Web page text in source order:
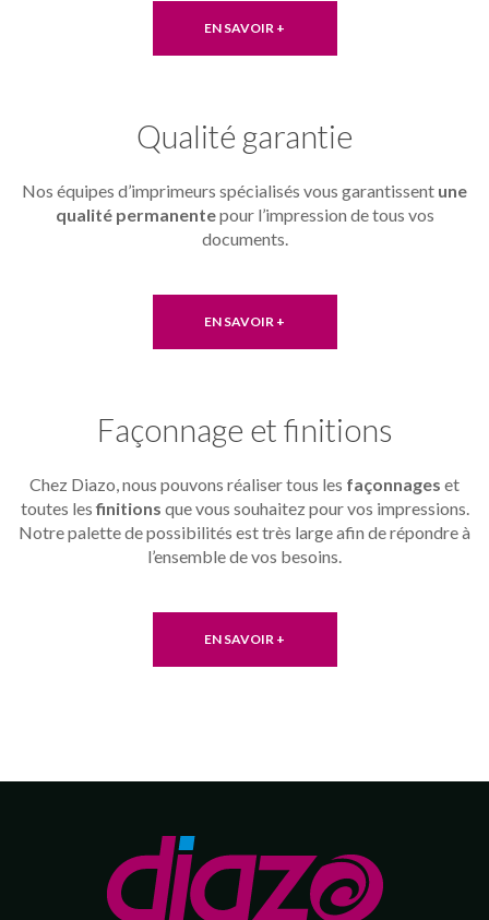
EN SAVOIR +
Qualité garantie
Nos équipes d’imprimeurs spécialisés vous garantissent une
qualité permanentepour l’impression de tous vos
documents.
EN SAVOIR +
Façonnage et finitions
Chez Diazo, nous pouvons réaliser tous les façonnages et
toutes lesfinitions que vous souhaitez pour vos impressions.
Notre palette de possibilités est très large afin de répondre à
l’ensemble de vos besoins.
EN SAVOIR +